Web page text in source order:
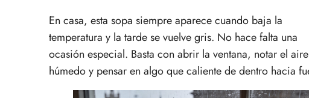
En casa, esta sopa siempre aparece cuando baja la
temperatura y la tarde se vuelve gris. No hace falta una
ocasión especial. Basta con abrir la ventana, notar el aire
húmedo y pensar en algo que caliente de dentro hacia